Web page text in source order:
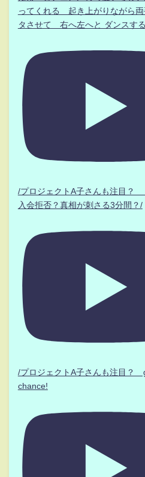
ってくれる 起き上がりながら両
タさせて 右へ左へと ダンスする
/プロジェクトA子さんも注目
入会拒否？真相が刺さる3分間？/
/プロジェクトA子さんも注目？
chance!